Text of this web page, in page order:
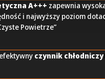
A+++ zapewnia
i najwyższy poziom
Powietrze”
czynnik chłodniczy